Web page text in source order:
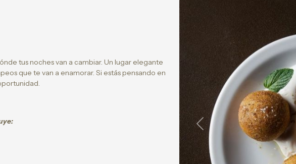
tus noches van a cambiar. Un lugar elegante
que te van a enamorar. Si estás pensando en
Previous